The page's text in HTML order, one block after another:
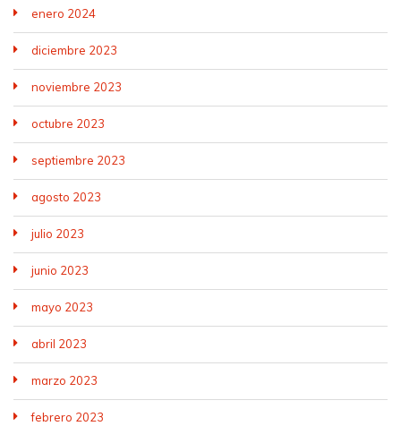
enero 2024
diciembre 2023
noviembre 2023
octubre 2023
septiembre 2023
agosto 2023
julio 2023
junio 2023
mayo 2023
abril 2023
marzo 2023
febrero 2023